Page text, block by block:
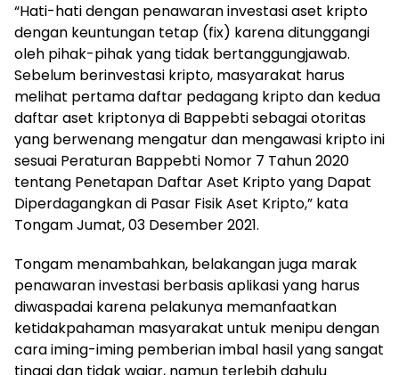
“Hati-hati dengan penawaran investasi aset kripto
dengan keuntungan tetap (fix) karena ditunggangi
oleh pihak-pihak yang tidak bertanggungjawab.
Sebelum berinvestasi kripto, masyarakat harus
melihat pertama daftar pedagang kripto dan kedua
daftar aset kriptonya di Bappebti sebagai otoritas
yang berwenang mengatur dan mengawasi kripto ini
sesuai Peraturan Bappebti Nomor 7 Tahun 2020
tentang Penetapan Daftar Aset Kripto yang Dapat
Diperdagangkan di Pasar Fisik Aset Kripto,” kata
Tongam Jumat, 03 Desember 2021.
Tongam menambahkan, belakangan juga marak
penawaran investasi berbasis aplikasi yang harus
diwaspadai karena pelakunya memanfaatkan
ketidakpahaman masyarakat untuk menipu dengan
cara iming-iming pemberian imbal hasil yang sangat